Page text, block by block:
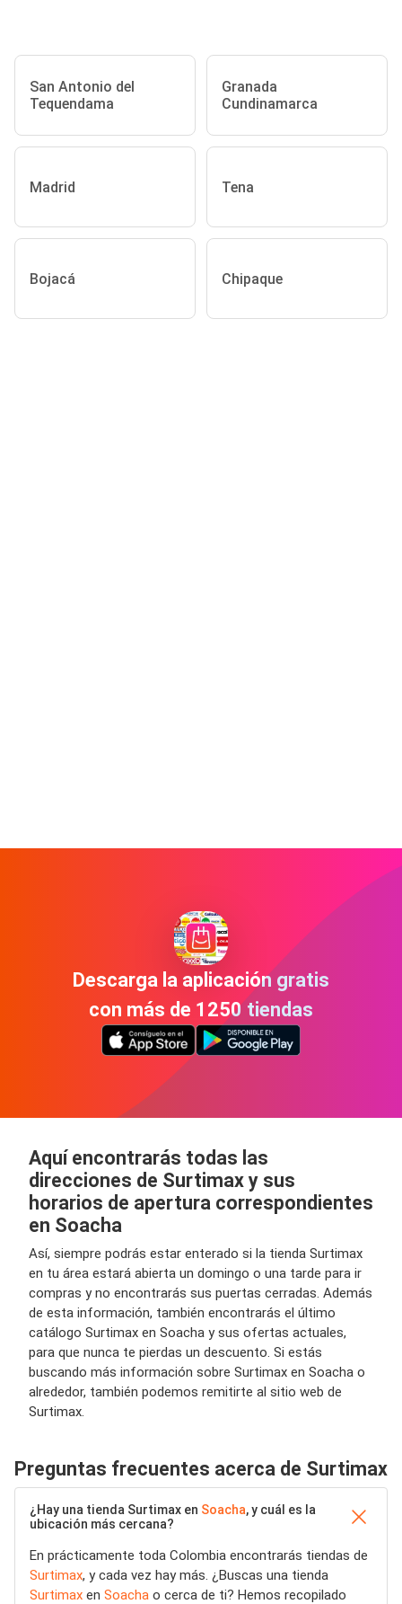
San Antonio del
Tequendama
Granada
Cundinamarca
Madrid Tena
Bojacá Chipaque
Descarga la aplicación gratis
con más de 1250 tiendas
Aquí encontrarás todas las
direcciones de Surtimax y sus
horarios de apertura correspondientes
en Soacha
Así, siempre podrás estar enterado si la tienda Surtimax
en tu área estará abierta un domingo o una tarde para ir
compras y no encontrarás sus puertas cerradas. Además
de esta información, también encontrarás el último
catálogo Surtimax en Soacha y sus ofertas actuales,
para que nunca te pierdas un descuento. Si estás
buscando más información sobre Surtimax en Soacha o
alrededor, también podemos remitirte al sitio web de
Surtimax.
Preguntas frecuentes acerca de Surtimax
¿Hay una tienda Surtimax en Soacha, y cuál es la
ubicación más cercana?
En prácticamente toda Colombia encontrarás tiendas de
Surtimax, y cada vez hay más. ¿Buscas una tienda
Surtimax en Soacha o cerca de ti? Hemos recopilado